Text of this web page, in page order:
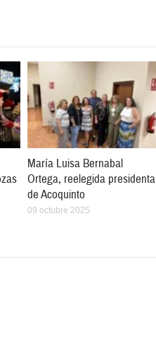
María Luisa Bernabal
Ortega, reelegida presidenta
de Acoquinto
09 octubre 2025